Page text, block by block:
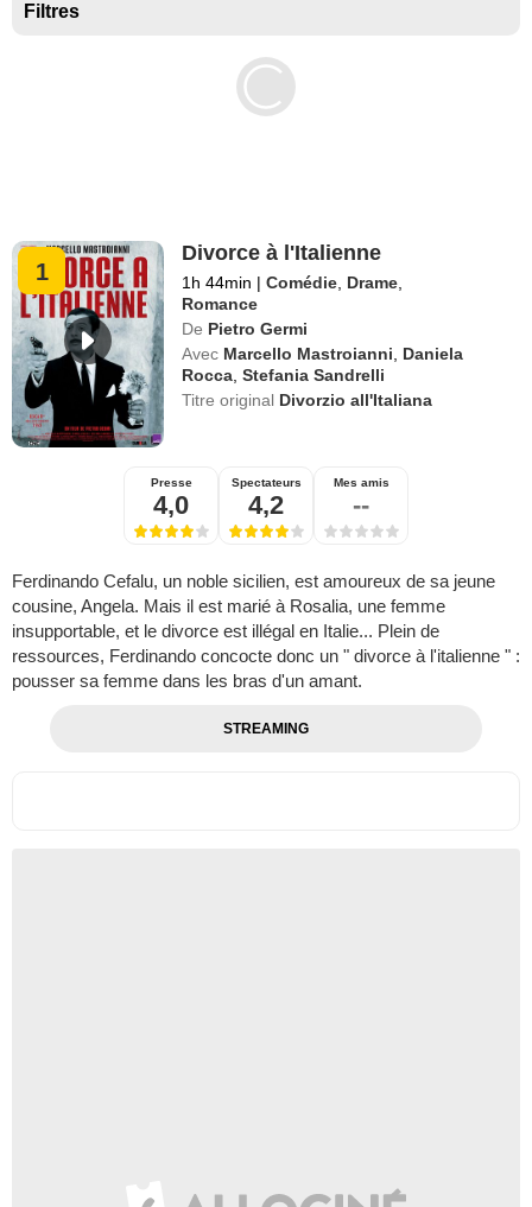
Filtres
1
Divorce à l'Italienne
1h 44min | Comédie Drame
Romance
De Pietro Germi
Avec Marcello Mastroianni
Daniela
Rocca ,Stefania Sandrelli
Titre original Divorzio all'Italiana
Presse
4,0
Spectateurs
4,2
Mes amis
--
Ferdinando Cefalu, un noble sicilien, est amoureux de sa jeune
cousine, Angela. Mais il est marié à Rosalia, une femme
insupportable, et le divorce est illégal en Italie... Plein de
ressources, Ferdinando concocte donc un " divorce à l'italienne " :
pousser sa femme dans les bras d'un amant.
STREAMING